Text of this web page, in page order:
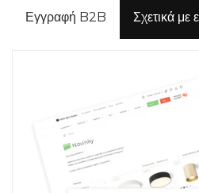
Εγγραφή B2B Σχετικά με